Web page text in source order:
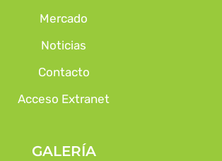
Mercado
Noticias
Contacto
Acceso Extranet
GALERÍA